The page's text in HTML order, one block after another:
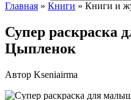
Главная » Книги » Книги и
Супер раскраска
Цыпленок
Автор Kseniairma